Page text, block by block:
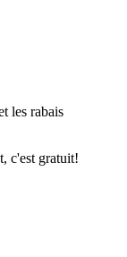
les rabais
c'est gratuit!